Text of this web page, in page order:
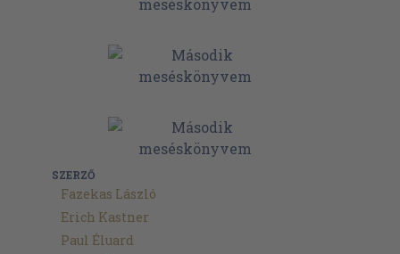
SZERZŐ
Fazekas László
Erich Kastner
Paul Éluard